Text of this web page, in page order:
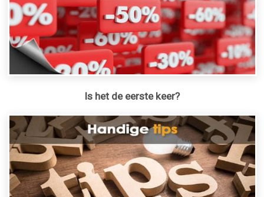
Is het de eerste keer?